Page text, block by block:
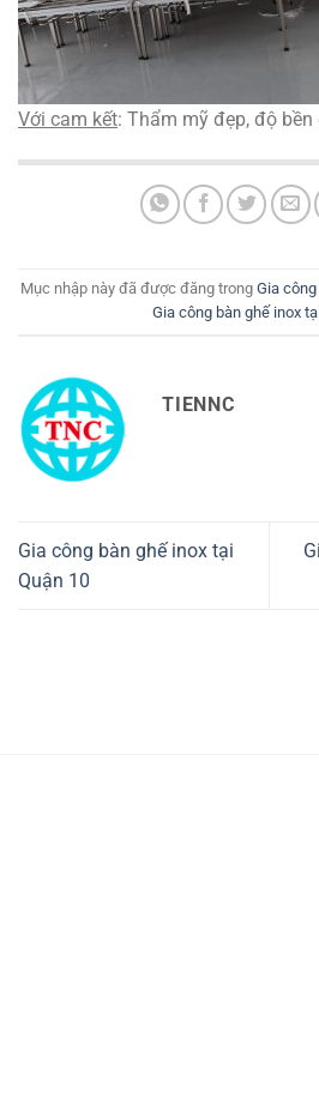
Với cam kết: Thẩm mỹ đẹp, độ
Mục nhập này đã được đăng trong Gia
Gia công bàn ghế inox
TIENNC
Gia công bàn ghế inox tại
Quận 10